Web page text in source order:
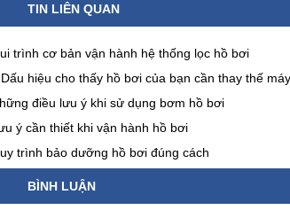
TIN LIÊN QUAN
trình cơ bản vận hành hệ thống lọc hồ bơi
hiệu cho thấy hồ bơi của bạn cần thay thế
điều lưu ý khi sử dụng bơm hồ bơi
ý cần thiết khi vận hành hồ bơi
trình bảo dưỡng hồ bơi đúng cách
BÌNH LUẬN